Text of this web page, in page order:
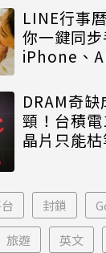
LINE行事
你一鍵同
iPhone、
DRAM奇
頸！台積
晶片只能枯
封鎖
旅遊 英文